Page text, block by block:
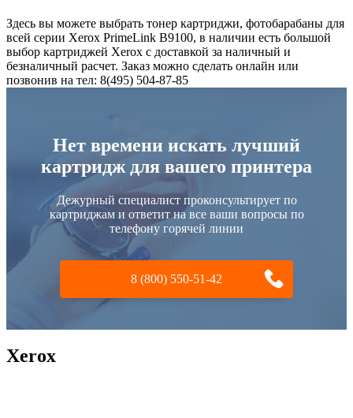
Здесь вы можете выбрать тонер картриджи, фотобарабаны для
всей серии Xerox PrimeLink B9100, в наличии есть большой
выбор картриджей Xerox с доставкой за наличный и
безналичный расчет. Заказ можно сделать онлайн или
позвонив на тел: 8(495) 504-87-85
Нет времени искать лучший
картридж для вашего принтера
Дежурный специалист проконсультирует по
картриджам и ответит на все ваши вопросы по
телефону горячей линии
8 (800) 550-51-42
Xerox